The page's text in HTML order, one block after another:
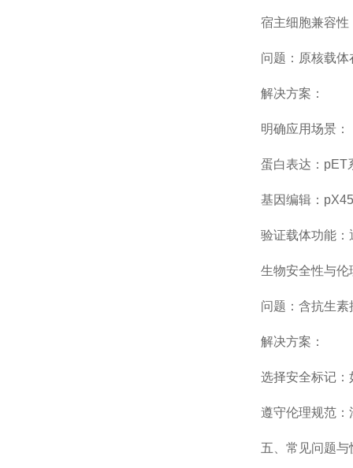
宿主细胞兼容性
问题：原核载体在
解决方案：
明确应用场景：
蛋白表达：pET系
基因编辑：pX459
验证载体功能：
生物安全性与伦
问题：含抗生素
解决方案：
选择安全标记：如
遵守伦理规范：
五、常见问题与